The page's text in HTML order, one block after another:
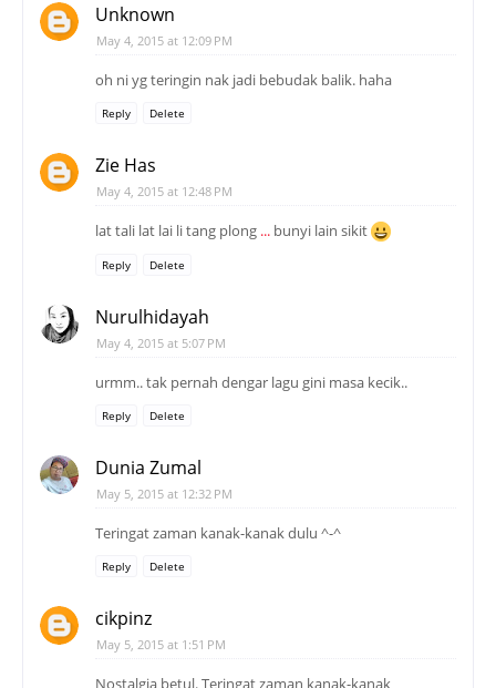
Unknown
May 4, 2015 at 12:09 PM
oh ni yg teringin nak jadi bebudak balik. haha
Reply Delete
Zie Has
May 4, 2015 at 12:48 PM
lat tali lat lai li tang plong ... bunyi lain sikit
Reply Delete
Nurulhidayah
May 4, 2015 at 5:07 PM
urmm.. tak pernah dengar lagu gini masa kecik..
Reply Delete
Dunia Zumal
May 5, 2015 at 12:32 PM
Teringat zaman kanak-kanak dulu ^-^
Reply Delete
cikpinz
May 5, 2015 at 1:51 PM
Nostalgia betul. Teringat zaman kanak-kanak